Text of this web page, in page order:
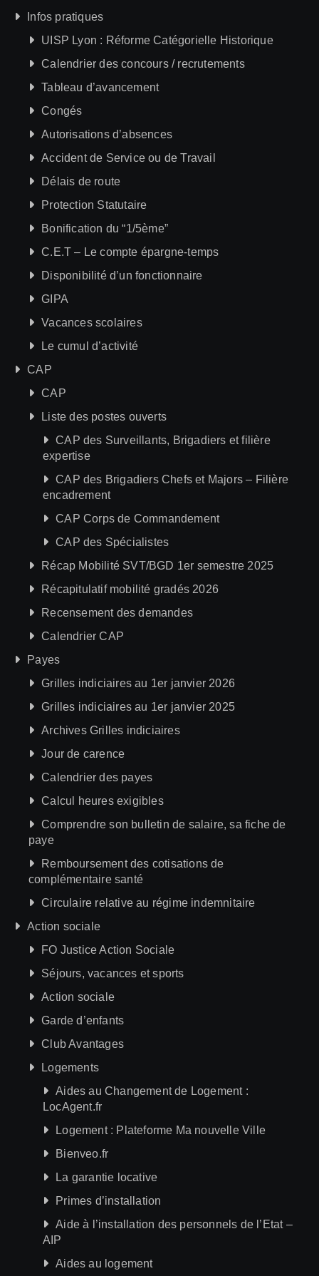
Infos pratiques
UISP Lyon : Réforme Catégorielle Historique
Calendrier des concours / recrutements
Tableau d’avancement
Congés
Autorisations d’absences
Accident de Service ou de Travail
Délais de route
Protection Statutaire
Bonification du “1/5ème”
C.E.T – Le compte épargne-temps
Disponibilité d’un fonctionnaire
GIPA
Vacances scolaires
Le cumul d’activité
CAP
CAP
Liste des postes ouverts
CAP des Surveillants, Brigadiers et filière
expertise
CAP des Brigadiers Chefs et Majors – Filière
encadrement
CAP Corps de Commandement
CAP des Spécialistes
Récap Mobilité SVT/BGD 1er semestre 2025
Récapitulatif mobilité gradés 2026
Recensement des demandes
Calendrier CAP
Payes
Grilles indiciaires au 1er janvier 2026
Grilles indiciaires au 1er janvier 2025
Archives Grilles indiciaires
Jour de carence
Calendrier des payes
Calcul heures exigibles
Comprendre son bulletin de salaire, sa fiche de
paye
Remboursement des cotisations de
complémentaire santé
Circulaire relative au régime indemnitaire
Action sociale
FO Justice Action Sociale
Séjours, vacances et sports
Action sociale
Garde d’enfants
Club Avantages
Logements
Aides au Changement de Logement :
LocAgent.fr
Logement : Plateforme Ma nouvelle Ville
Bienveo.fr
La garantie locative
Primes d’installation
Aide à l’installation des personnels de l’Etat –
AIP
Aides au logement